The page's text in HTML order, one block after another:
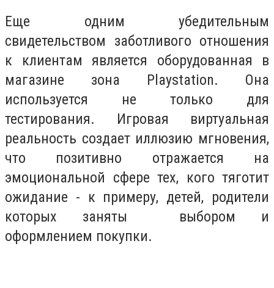
Еще одним убедительным
свидетельством заботливого отношения
к клиентам является оборудованная в
магазине зона Playstation. Она
используется не только для
тестирования. Игровая виртуальная
реальность создает иллюзию мгновения,
что позитивно отражается на
эмоциональной сфере тех, кого тяготит
ожидание - к примеру, детей, родители
которых заняты выбором и
оформлением покупки.